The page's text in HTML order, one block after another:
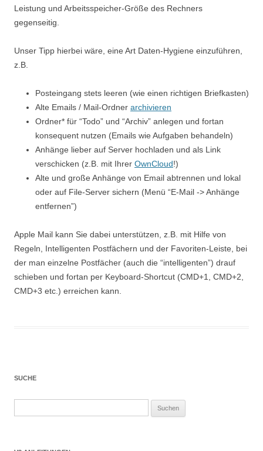
Leistung und Arbeitsspeicher-Größe des Rechners
gegenseitig.
Unser Tipp hierbei wäre, eine Art Daten-Hygiene einzuführen,
z.B.
Posteingang stets leeren (wie einen richtigen Briefkasten)
Alte Emails / Mail-Ordner archivieren
Ordner* für “Todo” und “Archiv” anlegen und fortan
konsequent nutzen (Emails wie Aufgaben behandeln)
Anhänge lieber auf Server hochladen und als Link
verschicken (z.B. mit Ihrer OwnCloud!)
Alte und große Anhänge von Email abtrennen und lokal
oder auf File-Server sichern (Menü “E-Mail -> Anhänge
entfernen”)
Apple Mail kann Sie dabei unterstützen, z.B. mit Hilfe von
Regeln, Intelligenten Postfächern und der Favoriten-Leiste, bei
der man einzelne Postfächer (auch die “intelligenten”) drauf
schieben und fortan per Keyboard-Shortcut (CMD+1, CMD+2,
CMD+3 etc.) erreichen kann.
SUCHE